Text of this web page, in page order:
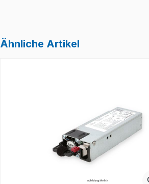
Ähnliche Artikel